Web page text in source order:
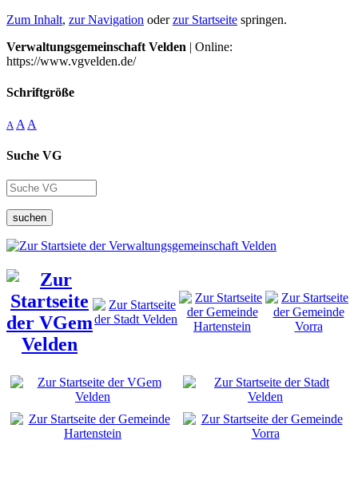
Zum Inhalt, zur Navigation oderzur Startseite springen.
Verwaltungsgemeinschaft Velden | Online:
https://www.vgvelden.de/
Schriftgröße
A A A
Suche VG
suchen